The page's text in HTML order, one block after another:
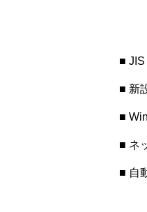
■
■ 新
■
■ ネ
■ 自